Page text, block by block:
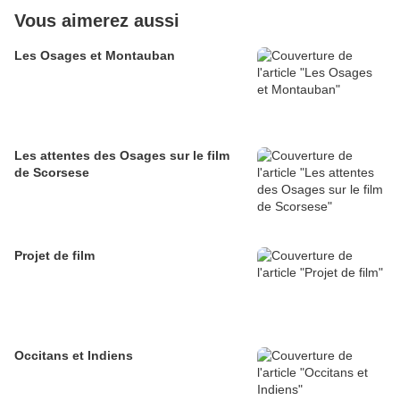
Vous aimerez aussi
Les Osages et Montauban
Les attentes des Osages sur le film
de Scorsese
Projet de film
Occitans et Indiens